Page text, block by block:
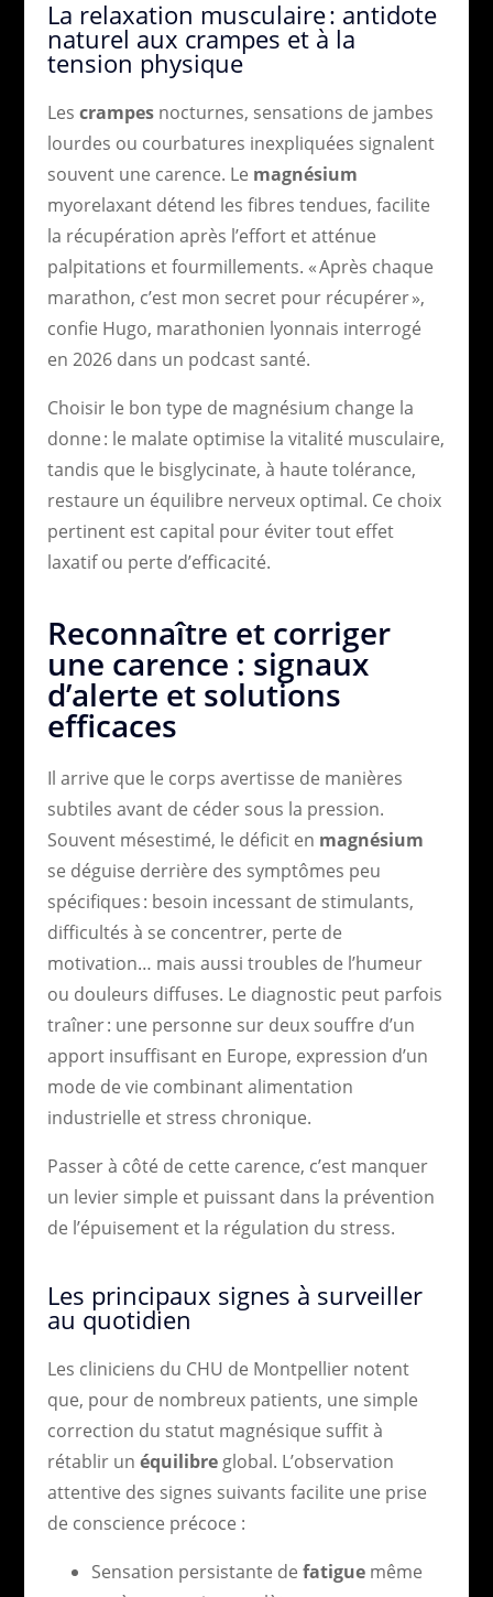
La relaxation musculaire : antidote
naturel aux crampes et à la
tension physique
Les crampesnocturnes, sensations de jambes
lourdes ou courbatures inexpliquées signalent
souvent une carence. Le magnésium
myorelaxant détend les fibres tendues, facilite
la récupération après l’effort et atténue
palpitations et fourmillements. « Après chaque
marathon, c’est mon secret pour récupérer »,
confie Hugo, marathonien lyonnais interrogé
en 2026 dans un podcast santé.
Choisir le bon type de magnésium change la
donne : le malate optimise la vitalité musculaire,
tandis que le bisglycinate, à haute tolérance,
restaure un équilibre nerveux optimal. Ce choix
pertinent est capital pour éviter tout effet
laxatif ou perte d’efficacité.
Reconnaître et corriger
une carence : signaux
d’alerte et solutions
efficaces
Il arrive que le corps avertisse de manières
subtiles avant de céder sous la pression.
Souvent mésestimé, le déficit en magnésium
se déguise derrière des symptômes peu
spécifiques : besoin incessant de stimulants,
difficultés à se concentrer, perte de
motivation… mais aussi troubles de l’humeur
ou douleurs diffuses. Le diagnostic peut parfois
traîner : une personne sur deux souffre d’un
apport insuffisant en Europe, expression d’un
mode de vie combinant alimentation
industrielle et stress chronique.
Passer à côté de cette carence, c’est manquer
un levier simple et puissant dans la prévention
de l’épuisement et la régulation du stress.
Les principaux signes à surveiller
au quotidien
Les cliniciens du CHU de Montpellier notent
que, pour de nombreux patients, une simple
correction du statut magnésique suffit à
rétablir un équilibreglobal. L’observation
attentive des signes suivants facilite une prise
de conscience précoce :
Sensation persistante de fatiguemême